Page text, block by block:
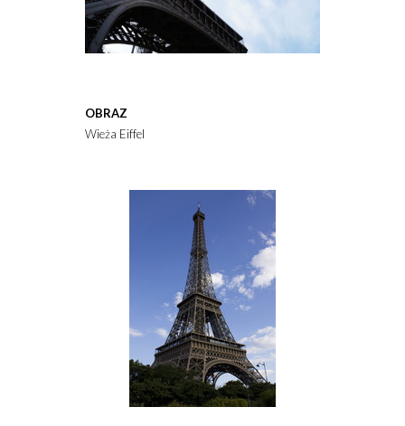
OBRAZ
Wieża Eiffel